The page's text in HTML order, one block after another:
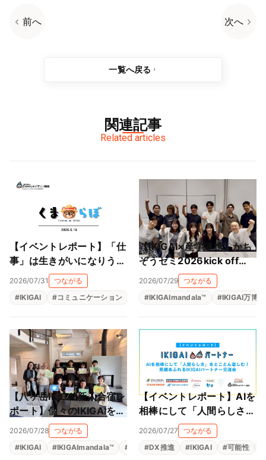
前へ 次へ
一覧へ戻る
関連記事
Related articles
【イベントレポート】「仕
事」は生きがいになりうる
のか──くまらぼ IKIGAI研
究会・5月の夜の対話
2026/07/31
つながる
#IKIGAI #コミュニケーション 共創コミュニティ 生きがい
【IKIGAI×産学連携】かち
ぞうゼミ2026kick off
は、近畿大学 横山ゼミと
マッチングで事業がスター
ト！！
2026/07/29 つながる
#IKIGAImandala™ #IKIGAI万博
【八ヶ岳IKIGAI新人合宿レ
ポート】個々のIKIGAIを、
会社のパーパスとつなぐ。
仲間とともに、自分の軸に
出会った2日間
2026/07/28 つながる
#IKIGAI #IKIGAImandala™ # 人材育成 #存在意義 生きがい
【イベントレポート】AIを
相棒にして「人間らしさ」
をとことん楽しむ！笑顔あ
ふれるIKIGAIパートナー交
流会
2026/07/27
つながる
#DX推進 #IKIGAI #可能性